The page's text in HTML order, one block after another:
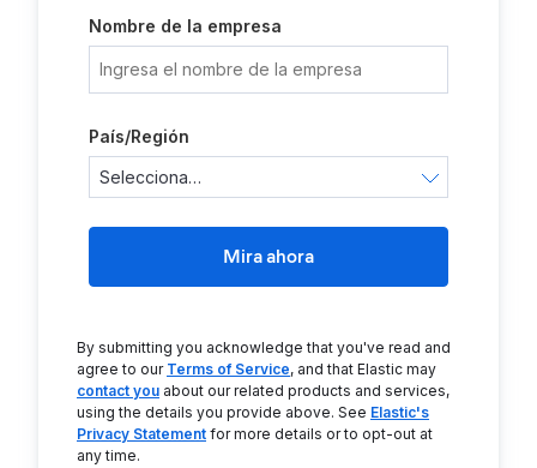
Nombre de la empresa
País/Región
Mira ahora
By submitting you acknowledge that you've read and
agree to our Terms of Service, and that Elastic may
contact you about our related products and services,
using the details you provide above. See Elastic's
Privacy Statement for more details or to opt-out at
any time.